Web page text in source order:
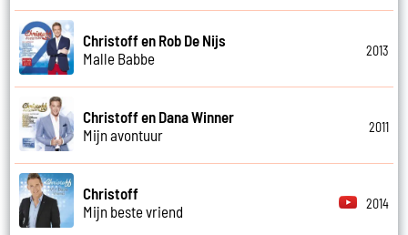
Christoff en Rob De Nijs
Malle Babbe
2013
Christoff en Dana Winner
Mijn avontuur
2011
Christoff
Mijn beste vriend
2014